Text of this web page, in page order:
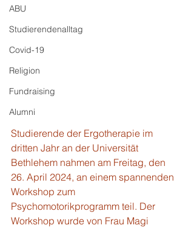
ABU
Studierendenalltag
Covid-19
Religion
Fundraising
Alumni
Studierende der Ergotherapie im
dritten Jahr an der Universität
Bethlehem nahmen am Freitag, den
26. April 2024, an einem spannenden
Workshop zum
Psychomotorikprogramm teil. Der
Workshop wurde von Frau Magi